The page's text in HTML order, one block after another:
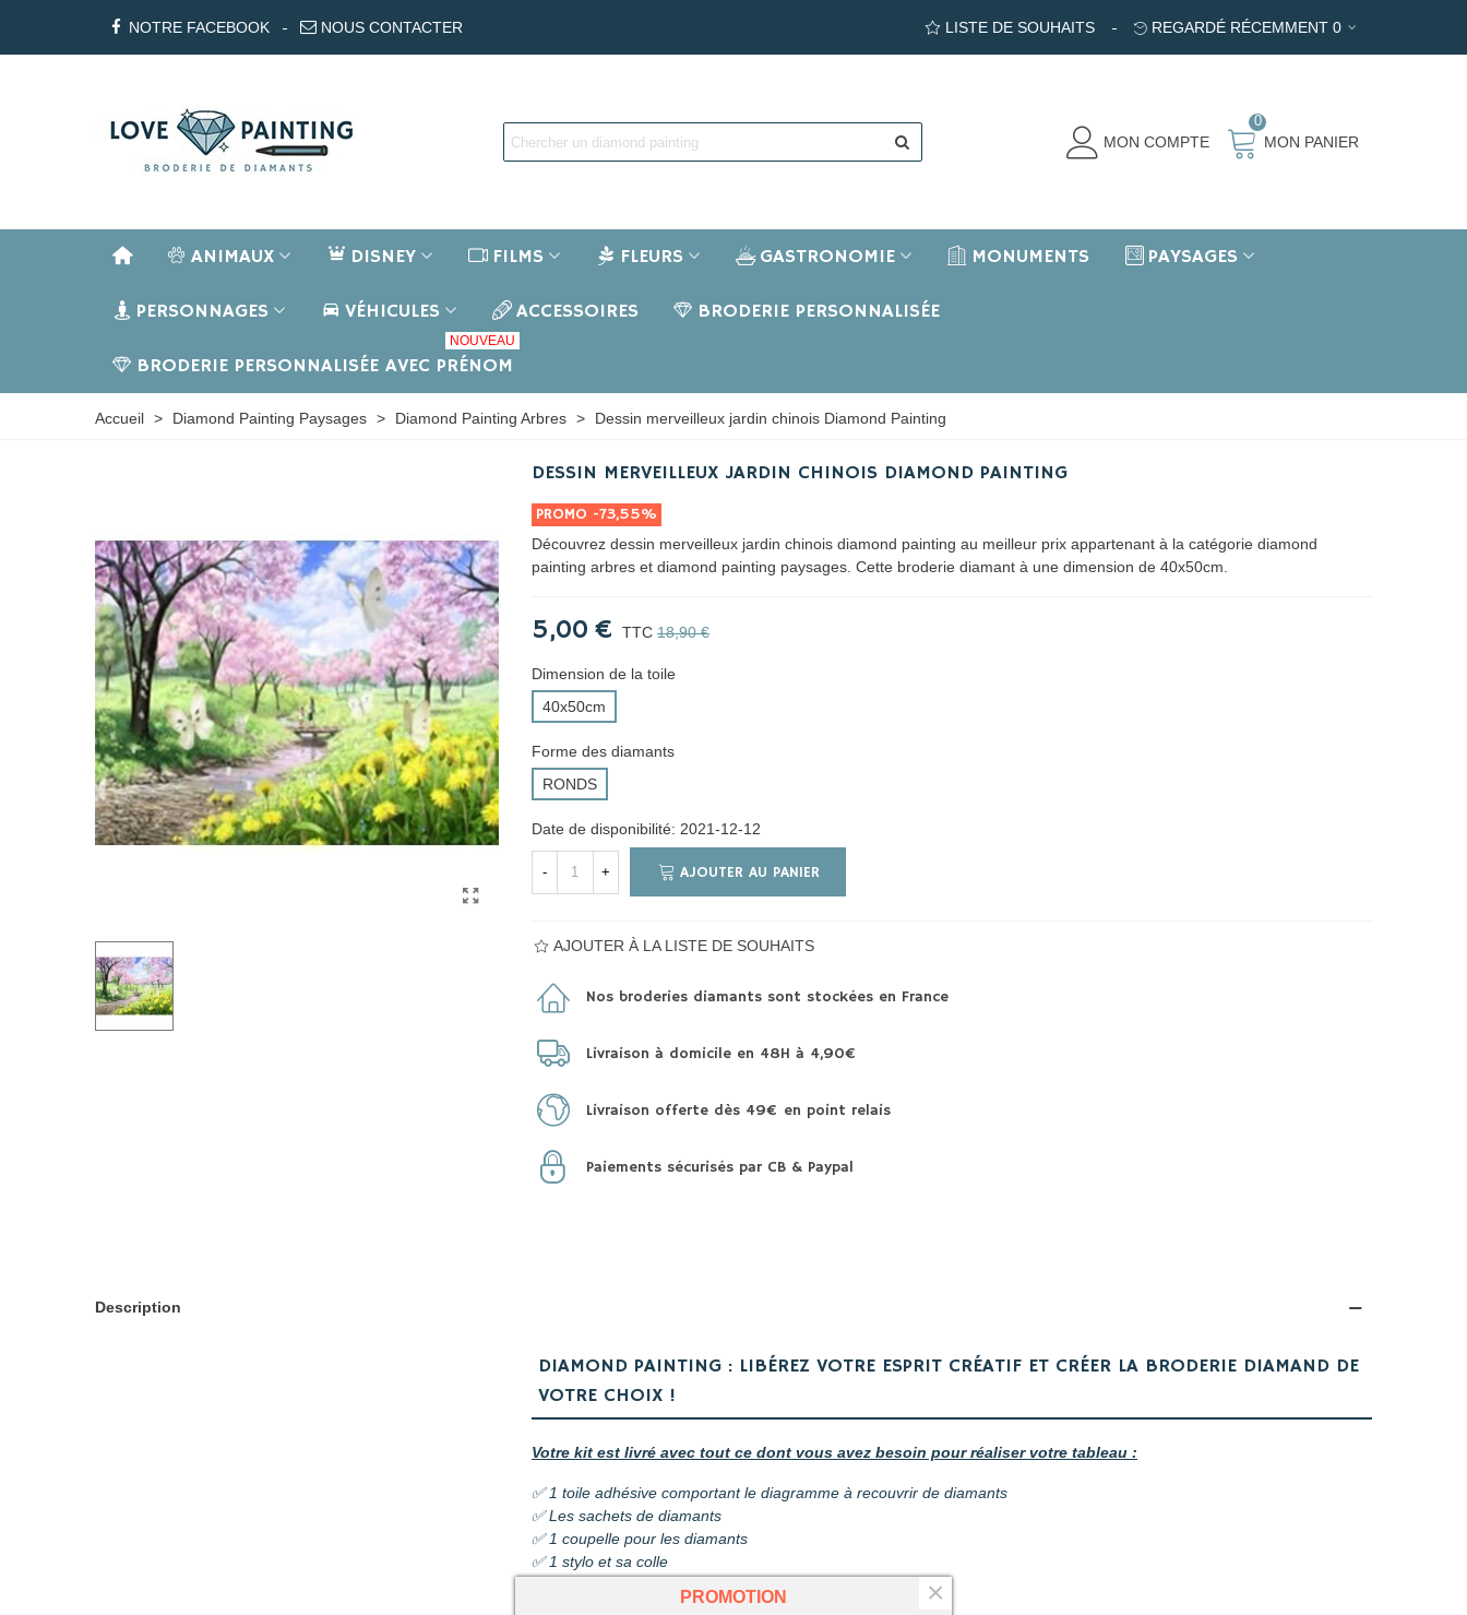
NOTRE FACEBOOK NOUS CONTACTER LISTE DE SOUHAITS REGARDÉ RÉCEMMENT 0
MON COMPTE
0
MON PANIER
ANIMAUX DISNEY FILMS FLEURS GASTRONOMIE MONUMENTS PAYSAGES
PERSONNAGES VÉHICULES ACCESSOIRES BRODERIE PERSONNALISÉE
BRODERIE PERSONNALISÉE AVEC PRÉNOM
NOUVEAU
Accueil > Diamond Painting Paysages > Diamond Painting Arbres > Dessin merveilleux jardin chinois Diamond Painting
DESSIN MERVEILLEUX JARDIN CHINOIS DIAMOND PAINTING
PROMO -73,55%
Découvrez dessin merveilleux jardin chinois diamond painting au meilleur prix appartenant à la catégorie diamond
painting arbres et diamond painting paysages. Cette broderie diamant à une dimension de 40x50cm.
5,00 € TTC 18,90 €
Dimension de la toile
40x50cm
Forme des diamants
RONDS
Date de disponibilité: 2021-12-12
- + AJOUTER AU PANIER
AJOUTER À LA LISTE DE SOUHAITS
Nos broderies diamants sont stockées en France
Livraison à domicile en 48H à 4,90€
Livraison offerte dès 49€ en point relais
Paiements sécurisés par CB & Paypal
Description
DIAMOND PAINTING : LIBÉREZ VOTRE ESPRIT CRÉATIF ET CRÉER LA BRODERIE DIAMAND DE
VOTRE CHOIX !
Votre kit est livré avec tout ce dont vous avez besoin pour réaliser votre tableau :
✅ 1 toile adhésive comportant le diagramme à recouvrir de diamants
✅ Les sachets de diamants
✅ 1 coupelle pour les diamants
✅ 1 stylo et sa colle
PROMOTION ×